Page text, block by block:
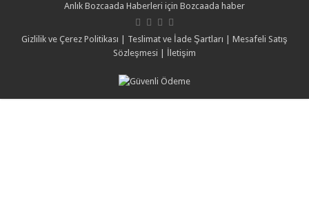
Anlık Bozcaada Haberleri için Bozcaada haber
Gizlilik ve Çerez Politikası Teslimat ve İade Şartları
Mesafeli Satış
Sözleşmesi
İletişim